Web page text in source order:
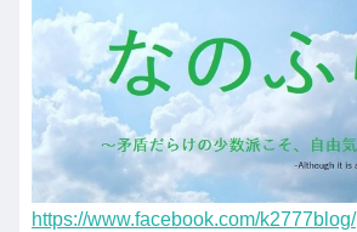
https://www.facebook.com/k2777blog/